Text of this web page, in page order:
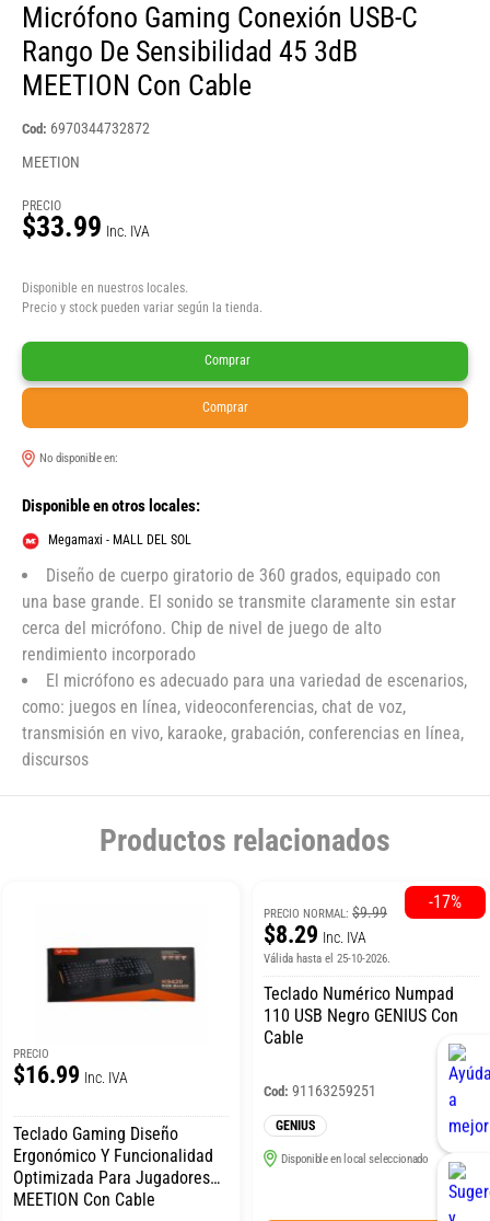
Micrófono Gaming Conexión USB-C
Rango De Sensibilidad 45 3dB
MEETION Con Cable
Cod: 6970344732872
MEETION
PRECIO
$33.99 Inc. IVA
Disponible en nuestros locales.
Precio y stock pueden variar según la tienda.
Comprar
Comprar
No disponible en:
Disponible en otros locales:
Megamaxi - MALL DEL SOL
Diseño de cuerpo giratorio de 360 grados, equipado con
una base grande. El sonido se transmite claramente sin estar
cerca del micrófono. Chip de nivel de juego de alto
rendimiento incorporado
El micrófono es adecuado para una variedad de escenarios,
como: juegos en línea, videoconferencias, chat de voz,
transmisión en vivo, karaoke, grabación, conferencias en línea,
discursos
Productos relacionados
PRECIO
$16.99 Inc. IVA
Teclado Gaming Diseño
Ergonómico Y Funcionalidad
Optimizada Para Jugadores
MEETION Con Cable
PRECIO NORMAL:$9.99
$8.29 Inc. IVA
Válida hasta el 25-10-2026.
Teclado Numérico Numpad
110 USB Negro GENIUS Con
Cable
Cod: 91163259251
GENIUS
Disponible en local seleccionado
-17%